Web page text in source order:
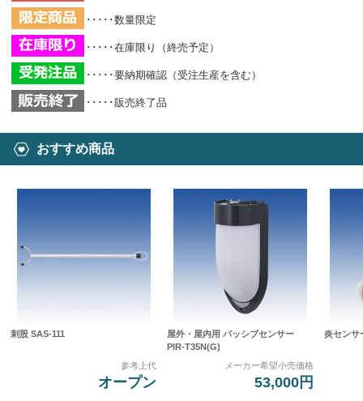
･････数量限定
･････在庫限り（終売予定）
･････要納期確認（受注生産を含む）
･････販売終了品
おすすめ商品
刺股 SAS-111
参考上代
オープン
屋外・屋内用 パッシブセンサー
PIR-T35N(G)
メーカー希望小売価格
53,000円
炎センサ